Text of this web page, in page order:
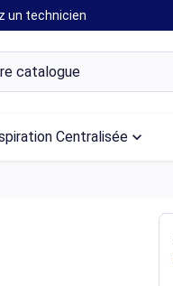
un technicien
Centraliséekeyboard_arrow_down